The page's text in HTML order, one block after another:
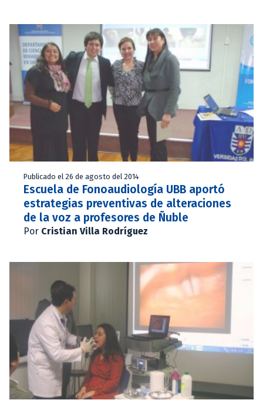
Publicado el 26 de agosto del 2014
Escuela de Fonoaudiología UBB aportó
estrategias preventivas de alteraciones
de la voz a profesores de Ñuble
Por Cristian Villa Rodríguez